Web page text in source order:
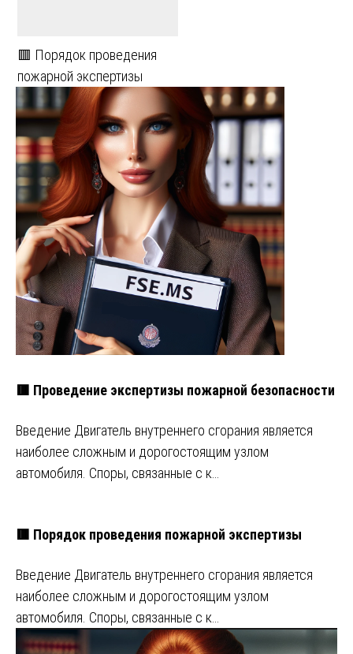
🟥 Порядок проведения
пожарной экспертизы
🟥 Проведение экспертизы пожарной безопасности
Введение Двигатель внутреннего сгорания является
наиболее сложным и дорогостоящим узлом
автомобиля. Споры, связанные с к…
🟥 Порядок проведения пожарной экспертизы
Введение Двигатель внутреннего сгорания является
наиболее сложным и дорогостоящим узлом
автомобиля. Споры, связанные с к…